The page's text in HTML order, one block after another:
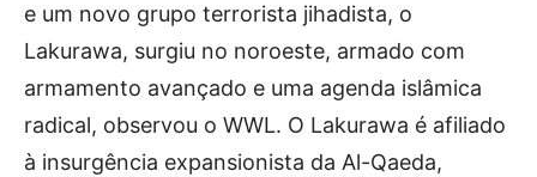
e um novo grupo terrorista jihadista, o
Lakurawa, surgiu no noroeste, armado com
armamento avançado e uma agenda islâmica
radical, observou o WWL. O Lakurawa é afiliado
à insurgência expansionista da Al-Qaeda,